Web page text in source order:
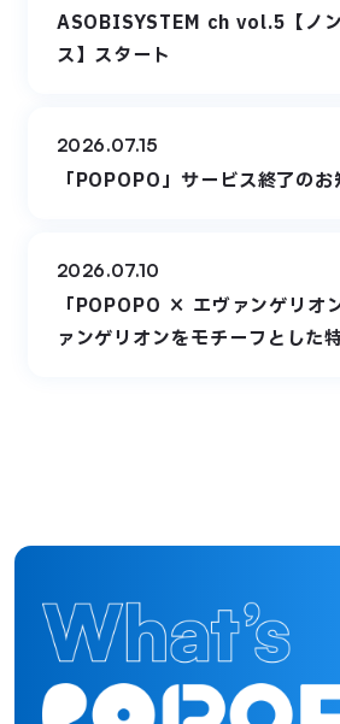
ASOBISYSTEM ch vol.5【ノ
ス】スタート
2026.07.15
「POPOPO」サービス終了の
2026.07.10
「POPOPO × エヴァンゲリオン」
ァンゲリオンをモチーフとした